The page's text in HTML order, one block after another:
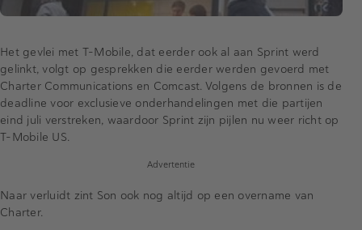
Het gevlei met T-Mobile, dat eerder ook al aan Sprint werd
gelinkt, volgt op gesprekken die eerder werden gevoerd met
Charter Communications en Comcast. Volgens de bronnen is de
deadline voor exclusieve onderhandelingen met die partijen
eind juli verstreken, waardoor Sprint zijn pijlen nu weer richt op
T-Mobile US.
Advertentie
Naar verluidt zint Son ook nog altijd op een overname van
Charter.